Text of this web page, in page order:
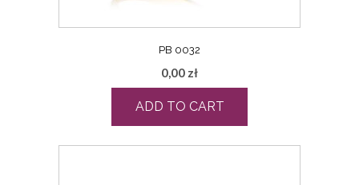
PB 0032
0,00 zł
ADD TO CART